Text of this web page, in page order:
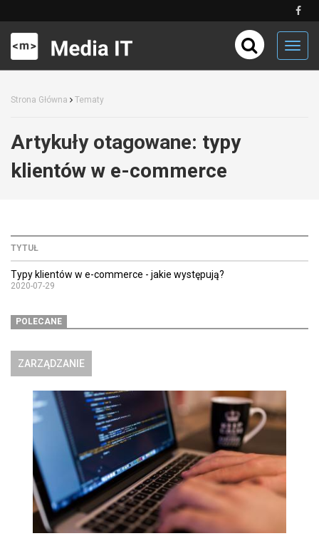
Strona Główna Tematy
Artykuły otagowane: typy
klientów w e-commerce
TYTUŁ
Typy klientów w e-commerce - jakie występują?
2020-07-29
POLECANE
ZARZĄDZANIE